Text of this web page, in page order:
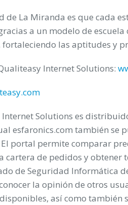
de La Miranda es que cada
a un modelo de
las aptitudes y
Internet Solutions:
Solutions es
esfaronics.com también se
El portal permite comparar
cartera de pedidos y
de Seguridad Informática
la opinión de otros
así como también